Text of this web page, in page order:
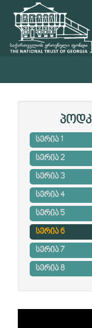
სერია 1
სერია 2
სერია 3
სერია 4
სერია 5
სერია 6
სერია 7
სერია 8